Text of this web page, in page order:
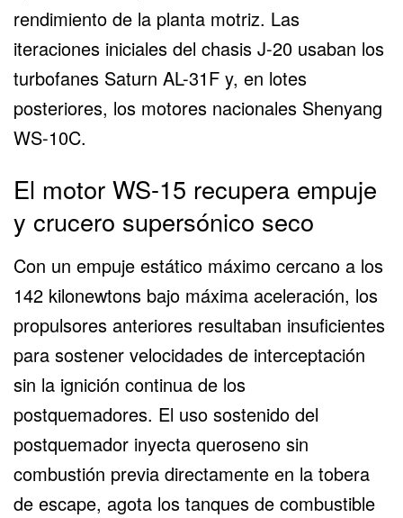
rendimiento de la planta motriz. Las
iteraciones iniciales del chasis J-20 usaban los
turbofanes Saturn AL-31F y, en lotes
posteriores, los motores nacionales Shenyang
WS-10C.
El motor WS-15 recupera empuje
y crucero supersónico seco
Con un empuje estático máximo cercano a los
142 kilonewtons bajo máxima aceleración, los
propulsores anteriores resultaban insuficientes
para sostener velocidades de interceptación
sin la ignición continua de los
postquemadores. El uso sostenido del
postquemador inyecta queroseno sin
combustión previa directamente en la tobera
de escape, agota los tanques de combustible